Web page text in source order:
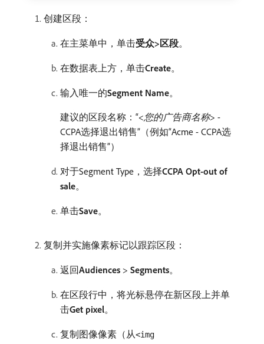
创建区段：
在主菜单中，单击​受众>区段。
在数据表上方，单击​Create。
输入唯一的​Segment Name。
建议的区段名称：“<您的广告商名称> -
CCPA选择退出销售”（例如“Acme - CCPA选
择退出销售”）
对于Segment Type，选择​CCPA Opt-out of
sale。
单击​Save。
复制并实施像素标记以跟踪区段：
返回​Audiences > Segments。
在区段行中，将光标悬停在新区段上并单
击​Get pixel。
复制图像像素（从<img